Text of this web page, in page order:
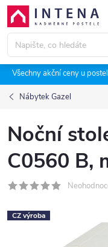
Přejít
obsah
Všechny akční ceny u
Nábytek Gazel
Noční
C0560 B,
CZ výroba